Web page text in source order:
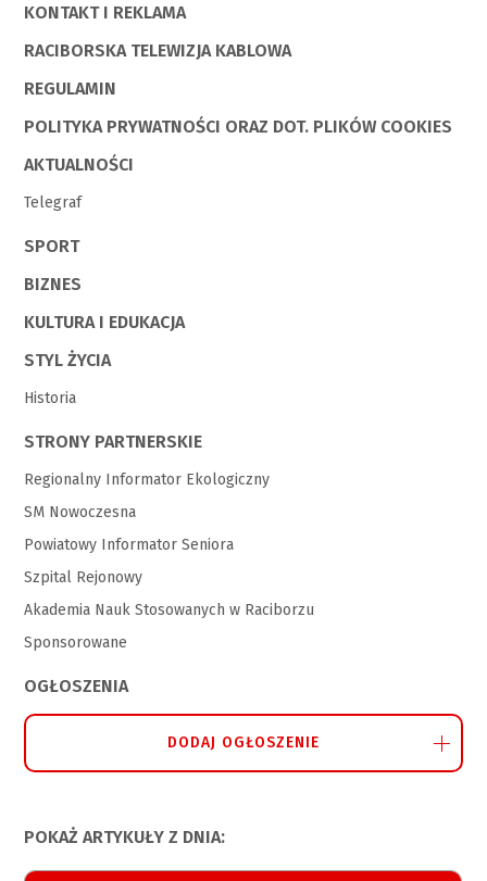
KONTAKT I REKLAMA
RACIBORSKA TELEWIZJA KABLOWA
REGULAMIN
POLITYKA PRYWATNOŚCI ORAZ DOT. PLIKÓW COOKIES
AKTUALNOŚCI
Telegraf
SPORT
BIZNES
KULTURA I EDUKACJA
STYL ŻYCIA
Historia
STRONY PARTNERSKIE
Regionalny Informator Ekologiczny
SM Nowoczesna
Powiatowy Informator Seniora
Szpital Rejonowy
Akademia Nauk Stosowanych w Raciborzu
Sponsorowane
OGŁOSZENIA
DODAJ OGŁOSZENIE
POKAŻ ARTYKUŁY Z DNIA: